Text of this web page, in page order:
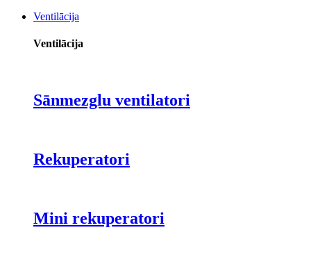
Ventilācija
Ventilācija
Sānmezglu ventilatori
Rekuperatori
Mini rekuperatori